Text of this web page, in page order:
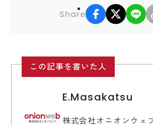
Share
facebook
X
この記事を書いた人
E.Masakatsu
株式会社オニオンウェ